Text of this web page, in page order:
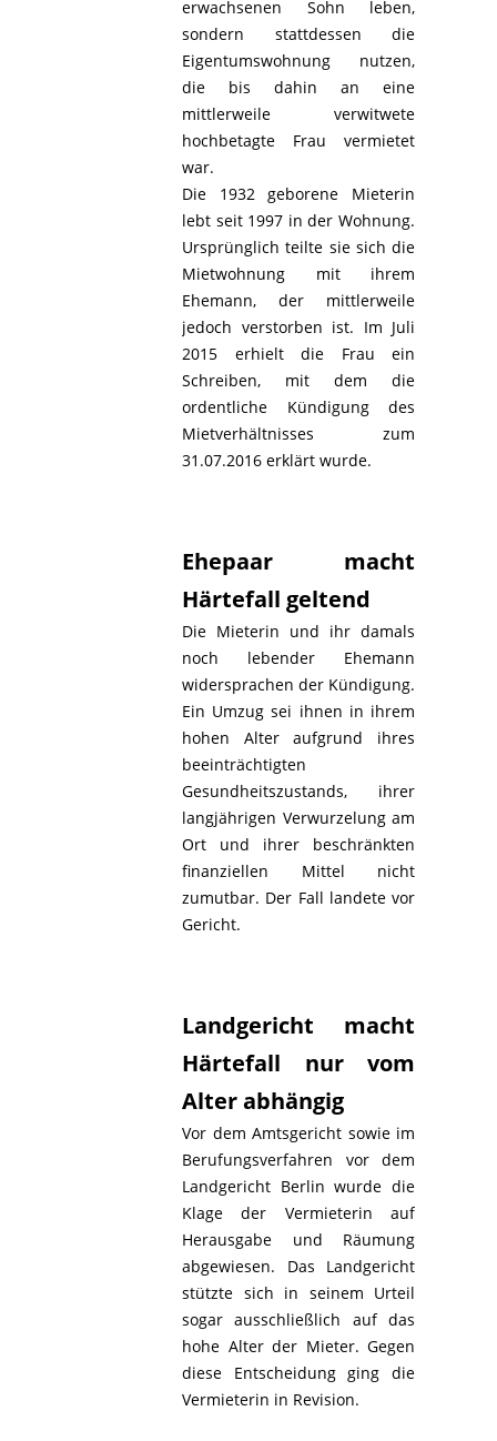
erwachsenen Sohn leben,
sondern stattdessen die
Eigentumswohnung nutzen,
die bis dahin an eine
mittlerweile verwitwete
hochbetagte Frau vermietet
war.
Die 1932 geborene Mieterin
lebt seit 1997 in der Wohnung.
Ursprünglich teilte sie sich die
Mietwohnung mit ihrem
Ehemann, der mittlerweile
jedoch verstorben ist. Im Juli
2015 erhielt die Frau ein
Schreiben, mit dem die
ordentliche Kündigung des
Mietverhältnisses zum
31.07.2016 erklärt wurde.
Ehepaar macht
Härtefall geltend
Die Mieterin und ihr damals
noch lebender Ehemann
widersprachen der Kündigung.
Ein Umzug sei ihnen in ihrem
hohen Alter aufgrund ihres
beeinträchtigten
Gesundheitszustands, ihrer
langjährigen Verwurzelung am
Ort und ihrer beschränkten
finanziellen Mittel nicht
zumutbar. Der Fall landete vor
Gericht.
Landgericht macht
Härtefall nur vom
Alter abhängig
Vor dem Amtsgericht sowie im
Berufungsverfahren vor dem
Landgericht Berlin wurde die
Klage der Vermieterin auf
Herausgabe und Räumung
abgewiesen. Das Landgericht
stützte sich in seinem Urteil
sogar ausschließlich auf das
hohe Alter der Mieter. Gegen
diese Entscheidung ging die
Vermieterin in Revision.